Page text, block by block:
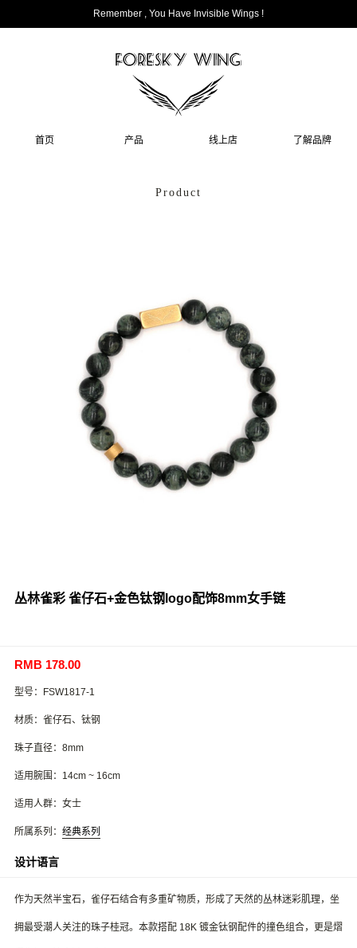
Remember , You Have Invisible Wings !
首页 产品 线上店 了解品牌
Product
丛林雀彩 雀仔石+金色钛钢logo配饰8mm女手链
RMB 178.00
型号：FSW1817-1
材质：雀仔石、钛钢
珠子直径：8mm
适用腕围：14cm ~ 16cm
适用人群：女士
所属系列： 经典系列
设计语言
作为天然半宝石，雀仔石结合有多重矿物质，形成了天然的丛林迷彩肌理，坐
拥最受潮人关注的珠子桂冠。本款搭配 18K 镀金钛钢配件的撞色组合，更是熠